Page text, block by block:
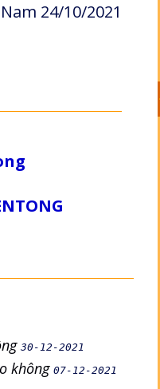
24/10/2021
30-12-2021
không 07-12-2021